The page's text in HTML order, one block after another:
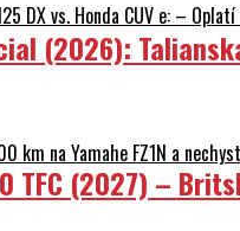
DX vs. Honda CUV e: –
km na Yamahe FZ1N a
(2026):
TFC (2027) –